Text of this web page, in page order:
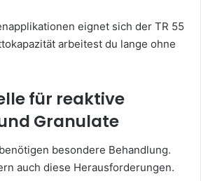
eignet sich der TR 55
arbeitest du lange ohne
für reaktive
Granulate
besondere Behandlung.
auch diese Herausforderungen.